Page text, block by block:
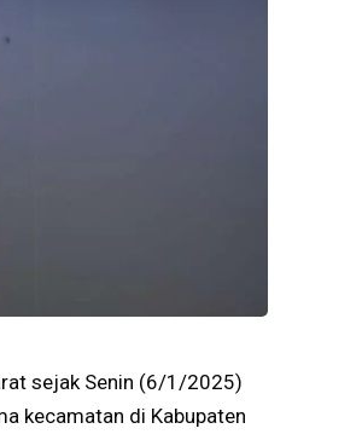
sejak Senin (6/1/2025)
kecamatan di Kabupaten